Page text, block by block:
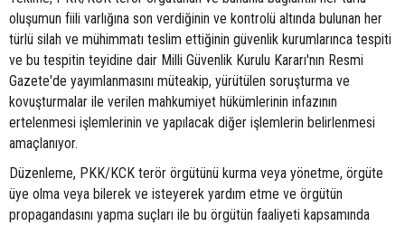
oluşumun fiili varlığına son verdiğinin ve kontrolü altında bulunan her
türlü silah ve mühimmatı teslim ettiğinin güvenlik kurumlarınca tespiti
ve bu tespitin teyidine dair Milli Güvenlik Kurulu Kararı'nın Resmi
Gazete'de yayımlanmasını müteakip, yürütülen soruşturma ve
kovuşturmalar ile verilen mahkumiyet hükümlerinin infazının
ertelenmesi işlemlerinin ve yapılacak diğer işlemlerin belirlenmesi
amaçlanıyor.
Düzenleme, PKK/KCK terör örgütünü kurma veya yönetme, örgüte
üye olma veya bilerek ve isteyerek yardım etme ve örgütün
propagandasını yapma suçları ile bu örgütün faaliyeti kapsamında